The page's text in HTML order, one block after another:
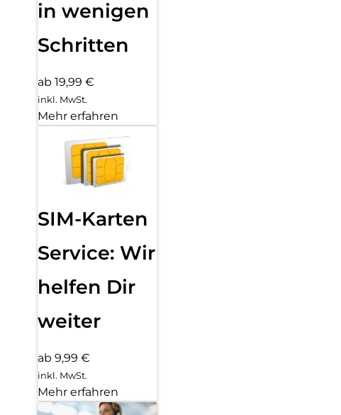
in wenigen
Schritten
ab 19,99 €
inkl. MwSt.
Mehr erfahren
SIM-Karten
Service: Wir
helfen Dir
weiter
ab 9,99 €
inkl. MwSt.
Mehr erfahren